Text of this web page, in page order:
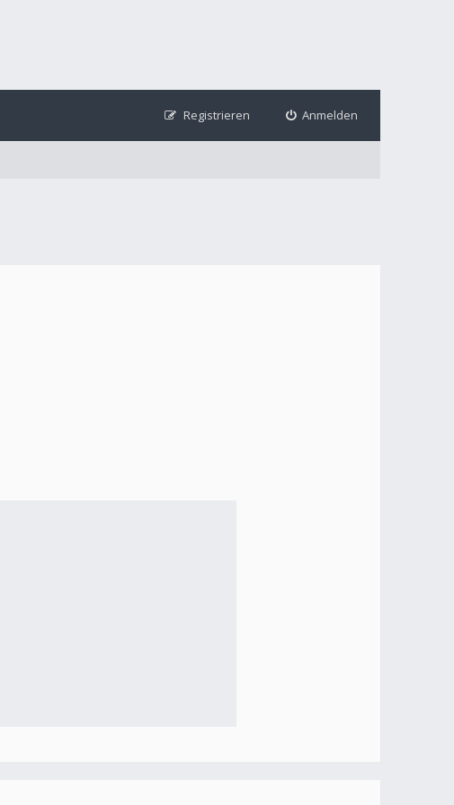
Anmelden
Registrieren